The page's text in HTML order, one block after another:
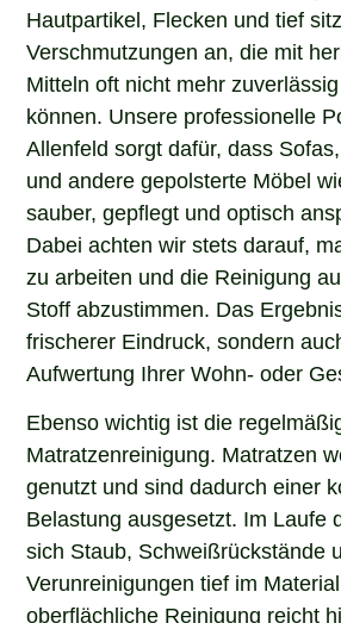
Hautpartikel, Flecken und tief
Verschmutzungen an, die mit
Mitteln oft nicht mehr
können. Unsere professionelle
Allenfeld sorgt dafür, dass
und andere gepolsterte Möbel
sauber, gepflegt und optisch
Dabei achten wir stets darauf,
zu arbeiten und die Reinigung
Stoff abzustimmen. Das
frischerer Eindruck, sondern
Aufwertung Ihrer Wohn- oder
Ebenso wichtig ist die
Matratzenreinigung. Matratzen
genutzt und sind dadurch einer
Belastung ausgesetzt. Im Laufe
sich Staub, Schweißrückstände
Verunreinigungen tief im
oberflächliche Reinigung reicht